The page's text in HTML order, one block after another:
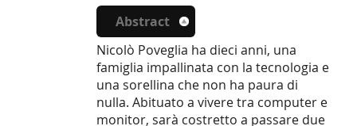
Abstract
Nicolò Poveglia ha dieci anni, una
famiglia impallinata con la tecnologia e
una sorellina che non ha paura di
nulla. Abituato a vivere tra computer e
monitor, sarà costretto a passare due